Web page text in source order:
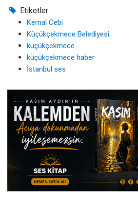
Etiketler :
Kemal Cebi
Küçükçekmece Belediyesi
küçükçekmece
küçükçekmece haber
İstanbul ses